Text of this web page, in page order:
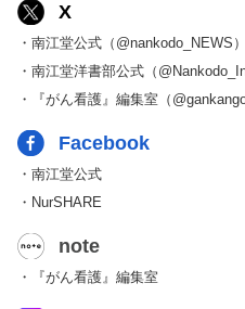
X
・南江堂公式（@nankodo_NEWS）
・南江堂洋書部公式（
・『がん看護』編集室（@gankango
Facebook
・南江堂公式
・NurSHARE
note
・『がん看護』編集室